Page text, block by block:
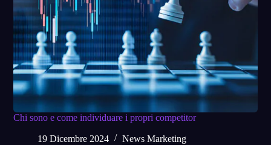
Chi sono e come individuare i propri competitor
19 Dicembre 2024 News Marketing